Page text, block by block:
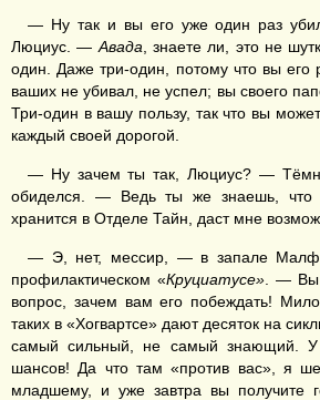
— Ну так и вы его уже один раз
Люциус. — Авада , знаете ли, это не
один. Даже три-один, потому что вы его
ваших не убивал, не успел; вы своего
Три-один в вашу пользу, так что вы
каждый своей дорогой.
— Ну зачем ты так, Люциус? —
обиделся. — Ведь ты же знаешь, что
хранится в Отделе Тайн, даст мне
— Э, нет, мессир, — в запале
профилактическом «Круциатусе» . — Вы
вопрос, зачем вам его побеждать!
таких в «Хогвартсе» дают десяток на
самый сильный, не самый знающий. У
шансов! Да что там «против вас», я
младшему, и уже завтра вы получите